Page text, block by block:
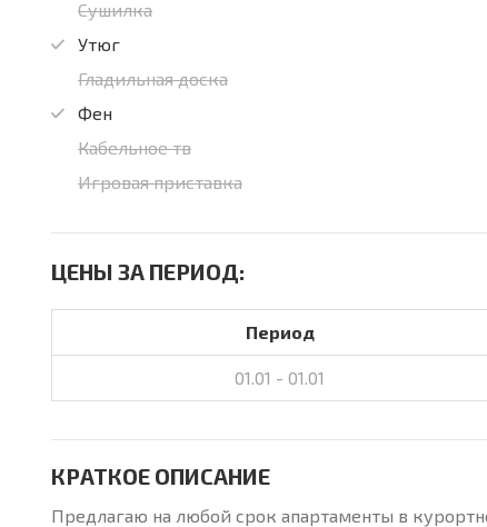
Сушилка
Утюг
Гладильная доска
Фен
Кабельное тв
Игровая приставка
ЦЕНЫ ЗА ПЕРИОД:
Период
01.01 - 01.01
КРАТКОЕ ОПИСАНИЕ
Предлагаю на любой срок апартаменты в